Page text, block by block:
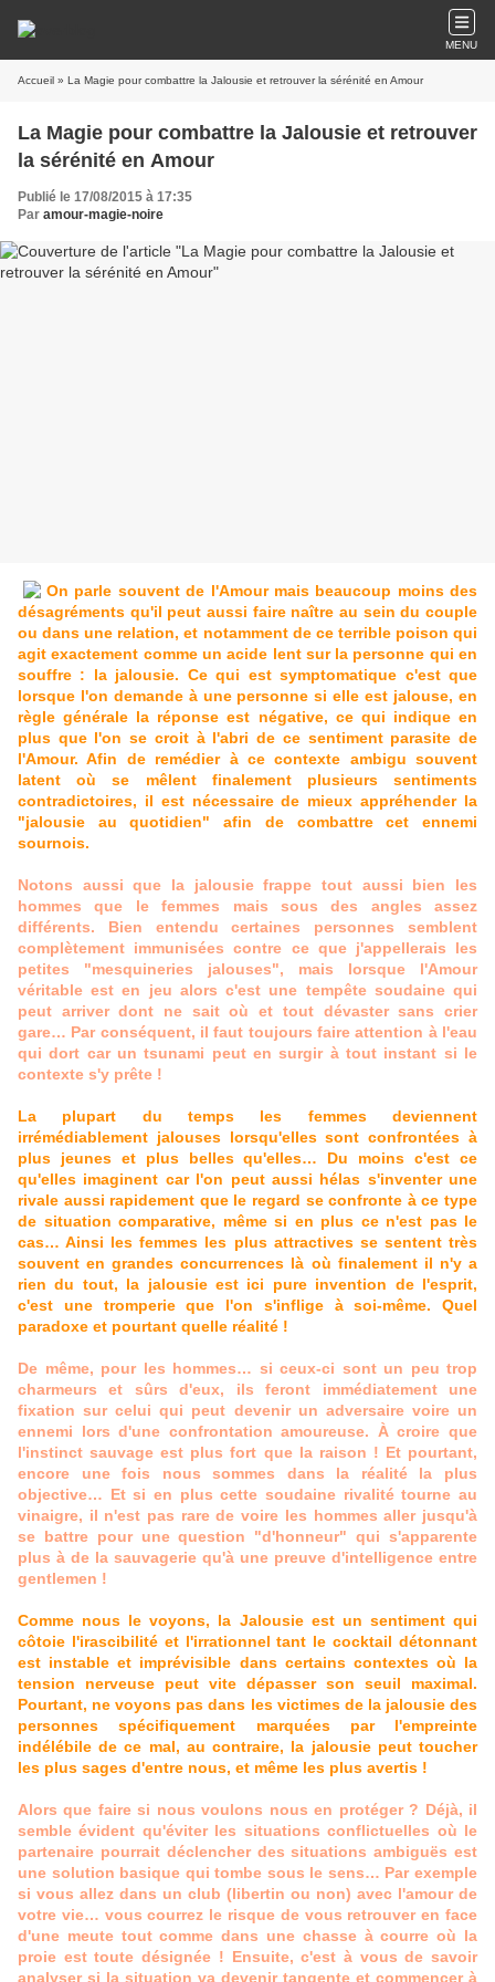
MENU
Accueil » La Magie pour combattre la Jalousie et retrouver la sérénité en Amour
La Magie pour combattre la Jalousie et retrouver
la sérénité en Amour
Publié le 17/08/2015 à 17:35
Par amour-magie-noire
On parle souvent de l'Amour mais beaucoup moins des
désagréments qu'il peut aussi faire naître au sein du couple
ou dans une relation, et notamment de ce terrible poison qui
agit exactement comme un acide lent sur la personne qui en
souffre : la jalousie. Ce qui est symptomatique c'est que
lorsque l'on demande à une personne si elle est jalouse, en
règle générale la réponse est négative, ce qui indique en
plus que l'on se croit à l'abri de ce sentiment parasite de
l'Amour. Afin de remédier à ce contexte ambigu souvent
latent où se mêlent finalement plusieurs sentiments
contradictoires, il est nécessaire de mieux appréhender la
"jalousie au quotidien" afin de combattre cet ennemi
sournois.
Notons aussi que la jalousie frappe tout aussi bien les
hommes que le femmes mais sous des angles assez
différents. Bien entendu certaines personnes semblent
complètement immunisées contre ce que j'appellerais les
petites "mesquineries jalouses", mais lorsque l'Amour
véritable est en jeu alors c'est une tempête soudaine qui
peut arriver dont ne sait où et tout dévaster sans crier
gare… Par conséquent, il faut toujours faire attention à l'eau
qui dort car un tsunami peut en surgir à tout instant si le
contexte s'y prête !
La plupart du temps les femmes deviennent
irrémédiablement jalouses lorsqu'elles sont confrontées à
plus jeunes et plus belles qu'elles… Du moins c'est ce
qu'elles imaginent car l'on peut aussi hélas s'inventer une
rivale aussi rapidement que le regard se confronte à ce type
de situation comparative, même si en plus ce n'est pas le
cas… Ainsi les femmes les plus attractives se sentent très
souvent en grandes concurrences là où finalement il n'y a
rien du tout, la jalousie est ici pure invention de l'esprit,
c'est une tromperie que l'on s'inflige à soi-même. Quel
paradoxe et pourtant quelle réalité !
De même, pour les hommes… si ceux-ci sont un peu trop
charmeurs et sûrs d'eux, ils feront immédiatement une
fixation sur celui qui peut devenir un adversaire voire un
ennemi lors d'une confrontation amoureuse. À croire que
l'instinct sauvage est plus fort que la raison ! Et pourtant,
encore une fois nous sommes dans la réalité la plus
objective… Et si en plus cette soudaine rivalité tourne au
vinaigre, il n'est pas rare de voire les hommes aller jusqu'à
se battre pour une question "d'honneur" qui s'apparente
plus à de la sauvagerie qu'à une preuve d'intelligence entre
gentlemen !
Comme nous le voyons, la Jalousie est un sentiment qui
côtoie l'irascibilité et l'irrationnel tant le cocktail détonnant
est instable et imprévisible dans certains contextes où la
tension nerveuse peut vite dépasser son seuil maximal.
Pourtant, ne voyons pas dans les victimes de la jalousie des
personnes spécifiquement marquées par l'empreinte
indélébile de ce mal, au contraire, la jalousie peut toucher
les plus sages d'entre nous, et même les plus avertis !
Alors que faire si nous voulons nous en protéger ? Déjà, il
semble évident qu'éviter les situations conflictuelles où le
partenaire pourrait déclencher des situations ambiguës est
une solution basique qui tombe sous le sens… Par exemple
si vous allez dans un club (libertin ou non) avec l'amour de
votre vie… vous courrez le risque de vous retrouver en face
d'une meute tout comme dans une chasse à courre où la
proie est toute désignée ! Ensuite, c'est à vous de savoir
analyser si la situation va devenir tangente et commencer à